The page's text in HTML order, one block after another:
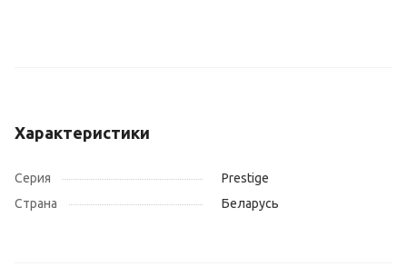
Характеристики
Серия
Prestige
Страна
Беларусь